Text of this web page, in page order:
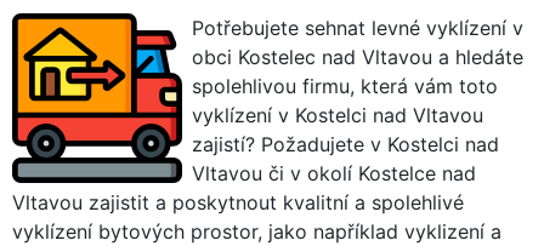
Potřebujete sehnat levné vyklízení v
obci Kostelec nad Vltavou a hledáte
spolehlivou firmu, která vám toto
vyklízení v Kostelci nad Vltavou
zajistí? Požadujete v Kostelci nad
Vltavou či v okolí Kostelce nad
Vltavou zajistit a poskytnout kvalitní a spolehlivé
vyklízení bytových prostor, jako například vyklizení a